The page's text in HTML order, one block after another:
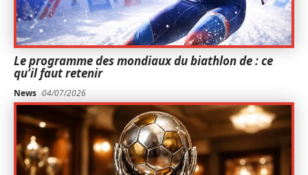
Le programme des mondiaux du biathlon de : ce
qu’il faut retenir
News 04/07/2026